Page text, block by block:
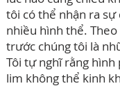
tôi có thể nhận ra sự
nhiều hình thể.
trước chúng tôi là
Tôi tự nghĩ rằng hình
lim không thể kinh